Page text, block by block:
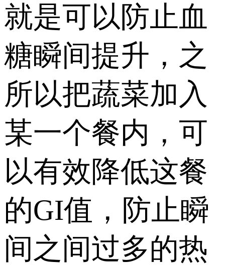
就是可以防止血
糖瞬间提升，之
所以把蔬菜加入
某一个餐内，可
以有效降低这餐
的GI值，防止瞬
间之间过多的热